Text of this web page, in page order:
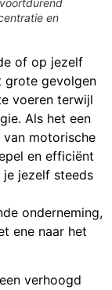
en
of op jezelf
grote gevolgen
voeren terwijl
Als het een
motorische
en efficiënt
jezelf steeds
onderneming,
ene naar het
verhoogd